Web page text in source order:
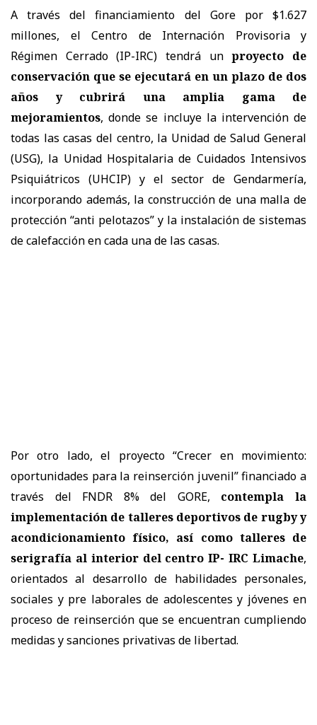
A través del financiamiento del Gore por $1.627
millones, el Centro de Internación Provisoria y
Régimen Cerrado (IP-IRC) tendrá un proyecto de
conservación que se ejecutará en un plazo de dos
años y cubrirá una amplia gama de
mejoramientos, donde se incluye la intervención de
todas las casas del centro, la Unidad de Salud General
(USG), la Unidad Hospitalaria de Cuidados Intensivos
Psiquiátricos (UHCIP) y el sector de Gendarmería,
incorporando además, la construcción de una malla de
protección “anti pelotazos” y la instalación de sistemas
de calefacción en cada una de las casas.
Por otro lado, el proyecto “Crecer en movimiento:
oportunidades para la reinserción juvenil” financiado a
través del FNDR 8% del GORE,
contempla la
implementación de talleres deportivos de rugby y
acondicionamiento físico, así como talleres de
serigrafía al interior del centro IP- IRC Limache,
orientados al desarrollo de habilidades personales,
sociales y pre laborales de adolescentes y jóvenes en
proceso de reinserción que se encuentran cumpliendo
medidas y sanciones privativas de libertad.